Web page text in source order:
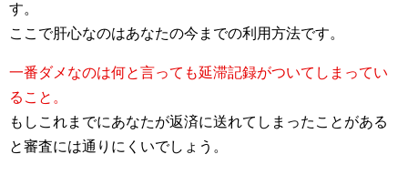
す。
ここで肝心なのはあなたの今までの利用方法です。
一番ダメなのは何と言っても延滞記録がついてしまってい
ること。
もしこれまでにあなたが返済に送れてしまったことがある
と審査には通りにくいでしょう。